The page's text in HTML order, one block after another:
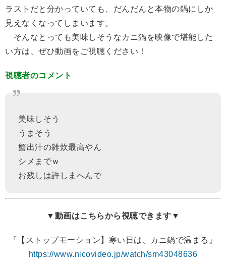
ラストだと分かっていても、だんだんと本物の鍋にしか
見えなくなってしまいます。
そんなとっても美味しそうなカニ鍋を映像で堪能した
い方は、ぜひ動画をご視聴ください！
視聴者のコメント
美味しそう
うまそう
蟹出汁の雑炊最高やん
シメまでｗ
お残しは許しまへんで
▼動画はこちらから視聴できます▼
『【ストップモーション】寒い日は、カニ鍋で温まる』
https://www.nicovideo.jp/watch/sm43048636